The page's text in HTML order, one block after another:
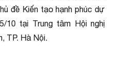
đề Kiến tạo hạnh phúc dự
10 tại Trung tâm Hội nghị
TP. Hà Nội.